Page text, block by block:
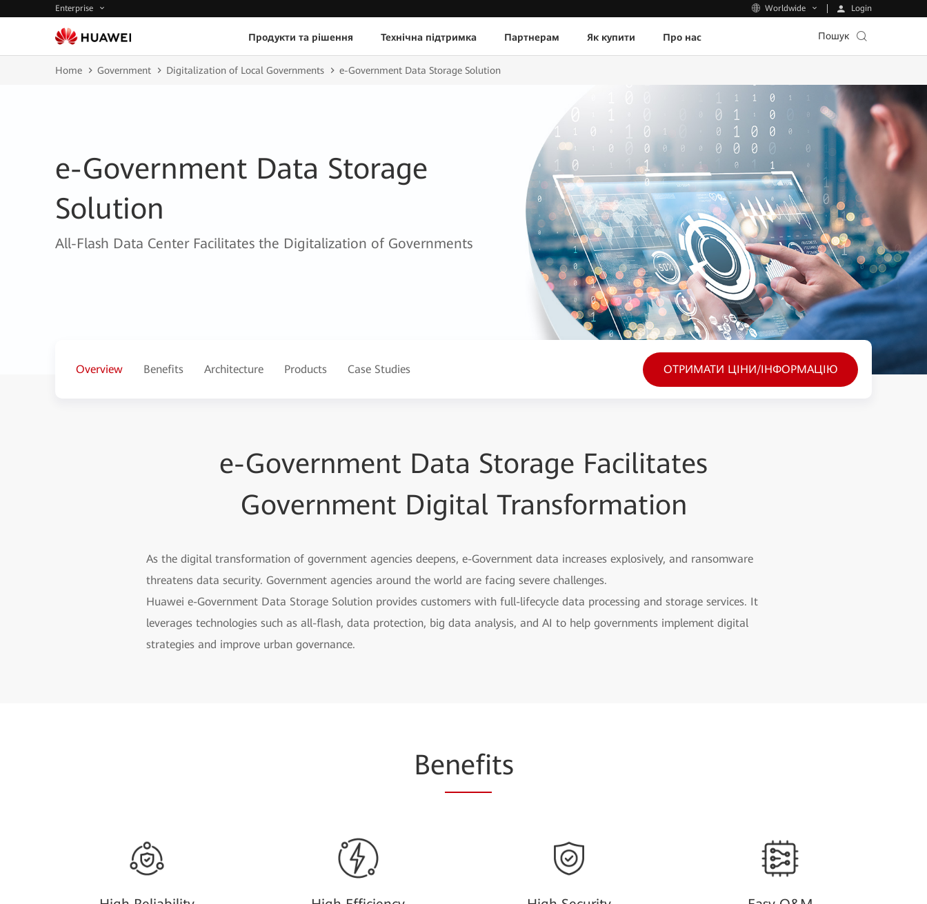
Enterprise Worldwide Login
Продукти та рішення Технічна підтримка Партнерам Як купити Про нас Пошук
Home Government Digitalization of Local Governments e-Government Data Storage Solution
e-Government Data Storage
Solution
All-Flash Data Center Facilitates the Digitalization of Governments
Overview Benefits Architecture Products Case Studies ОТРИМАТИ ЦІНИ/ІНФОРМАЦІЮ
e-Government Data Storage Facilitates
Government Digital Transformation
As the digital transformation of government agencies deepens, e-Government data increases explosively, and ransomware
threatens data security. Government agencies around the world are facing severe challenges.
Huawei e-Government Data Storage Solution provides customers with full-lifecycle data processing and storage services. It
leverages technologies such as all-flash, data protection, big data analysis, and AI to help governments implement digital
strategies and improve urban governance.
Benefits